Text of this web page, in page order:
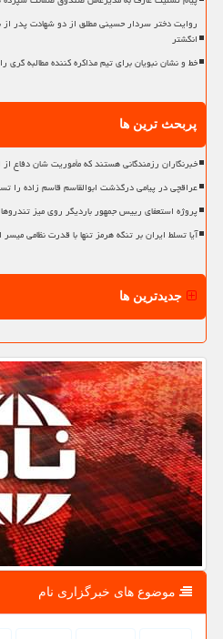
روایت دختر سردار حسینی مطلق از دو شهادت پدر
انگشتر
خط و نشان نبویان برای تیم مذاکره کننده مطالبه گری
پربحث ترین ها
خبرنگاران رزمندگانی هستند که مأموریت شان دفاع
عراقچی در پیامی درگذشت ابوالقاسم قاسم زاده را
پروژه استعفای رییس جمهور باردیگر روی میز تندروها
آیا تسلط ایران بر تنگه هرمز تنها با قدرت نظامی
جدیدترین ها
موضوع های خبرگزاری نام